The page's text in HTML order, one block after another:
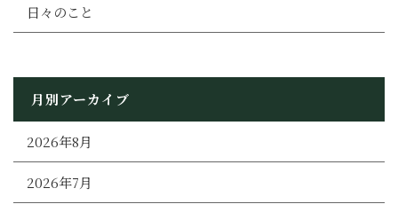
日々のこと
月別アーカイブ
2026年8月
2026年7月